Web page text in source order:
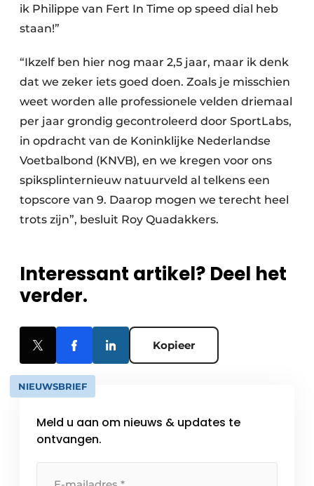
ik Philippe van Fert In Time op speed dial heb
staan!”
“Ikzelf ben hier nog maar 2,5 jaar, maar ik denk
dat we zeker iets goed doen. Zoals je misschien
weet worden alle professionele velden driemaal
per jaar grondig gecontroleerd door SportLabs,
in opdracht van de Koninklijke Nederlandse
Voetbalbond (KNVB), en we kregen voor ons
spiksplinternieuw natuurveld al telkens een
topscore van 9. Daarop mogen we terecht heel
trots zijn”, besluit Roy Quadakkers.
Interessant artikel? Deel het
verder.
Kopieer
NIEUWSBRIEF
Meld u aan om nieuws & updates te
ontvangen.